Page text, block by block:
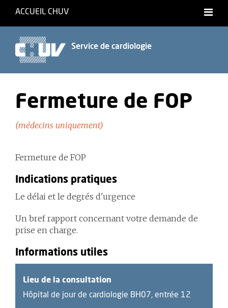
ACCUEIL CHUV
Service de cardiologie
Fermeture de FOP
(médecins uniquement)
Fermeture de FOP
Indications pratiques
Le délai et le degrés d'urgence
Un bref rapport concernant votre demande de
prise en charge.
Informations utiles
Lieu de la consultation
Hôpital de jour de cardiologie BH07, entrée 12